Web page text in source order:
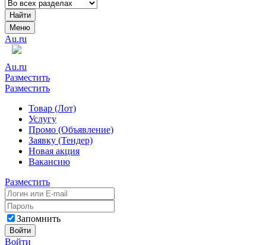
Найти
Меню
Au.ru
Au.ru
Разместить
Разместить
Товар (Лот)
Услугу
Промо (Объявление)
Заявку (Тендер)
Новая акция
Вакансию
Разместить
Запомнить
Войти
Войти